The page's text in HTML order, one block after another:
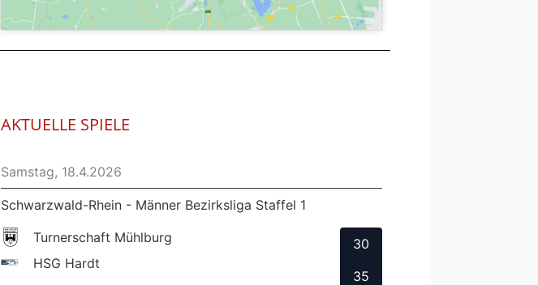
AKTUELLE SPIELE
Samstag, 18.4.2026
Schwarzwald-Rhein - Männer Bezirksliga Staffel 1
Turnerschaft Mühlburg
HSG Hardt
30
35